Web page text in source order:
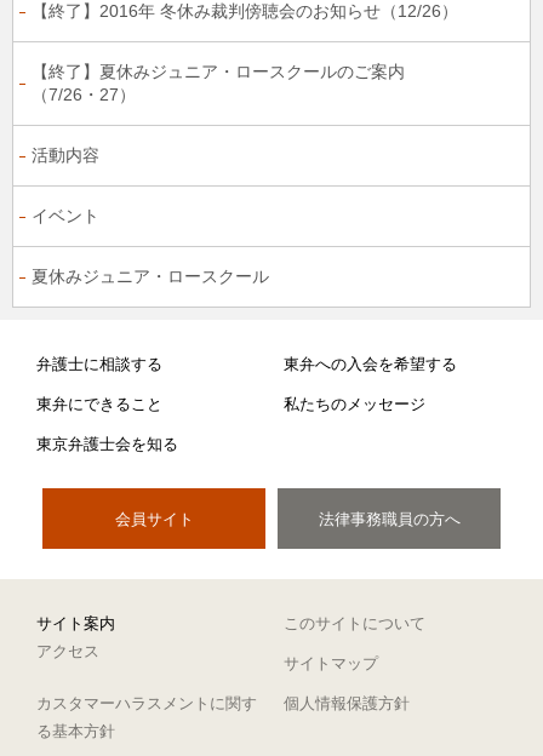
【終了】2016年 冬休み裁判傍聴会のお知らせ（12/26）
【終了】夏休みジュニア・ロースクールのご案内
（7/26・27）
活動内容
イベント
夏休みジュニア・ロースクール
弁護士に相談する 東弁への入会を希望する
東弁にできること 私たちのメッセージ
東京弁護士会を知る
会員サイト 法律事務職員の方へ
サイト案内
このサイトについて
アクセス
サイトマップ
カスタマーハラスメントに関す
る基本方針
個人情報保護方針